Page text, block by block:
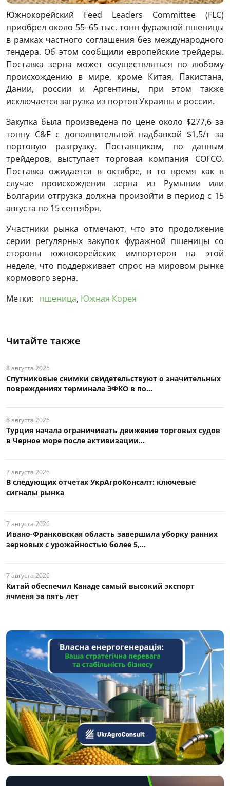
Южнокорейский Feed Leaders Committee (FLC)
приобрел около 55–65 тыс. тонн фуражной пшеницы
в рамках частного соглашения без международного
тендера. Об этом сообщили европейские трейдеры.
Поставка зерна может осуществляться по любому
происхождению в мире, кроме Китая, Пакистана,
Дании, россии и Аргентины, при этом также
исключается загрузка из портов Украины и россии.
Закупка была произведена по цене около $277,6 за
тонну C&F с дополнительной надбавкой $1,5/т за
портовую разгрузку. Поставщиком, по данным
трейдеров, выступает торговая компания COFCO.
Поставка ожидается в октябре, в то время как в
случае происхождения зерна из Румынии или
Болгарии отгрузка должна произойти в период с 15
августа по 15 сентября.
Участники рынка отмечают, что это продолжение
серии регулярных закупок фуражной пшеницы со
стороны южнокорейских импортеров на этой
неделе, что поддерживает спрос на мировом рынке
кормового зерна.
Метки:
пшеница, Южная Корея
Читайте также
8 августа 2026
Спутниковые снимки свидетельствуют о значительных
повреждениях терминала ЭФКО в по...
8 августа 2026
Турция начала ограничивать движение торговых судов
в Черное море после активизации...
7 августа 2026
В следующих отчетах УкрАгроКонсалт: ключевые
сигналы рынка
7 августа 2026
Ивано-Франковская область завершила уборку ранних
зерновых с урожайностью более 5,...
7 августа 2026
Китай обеспечил Канаде самый высокий экспорт
ячменя за пять лет